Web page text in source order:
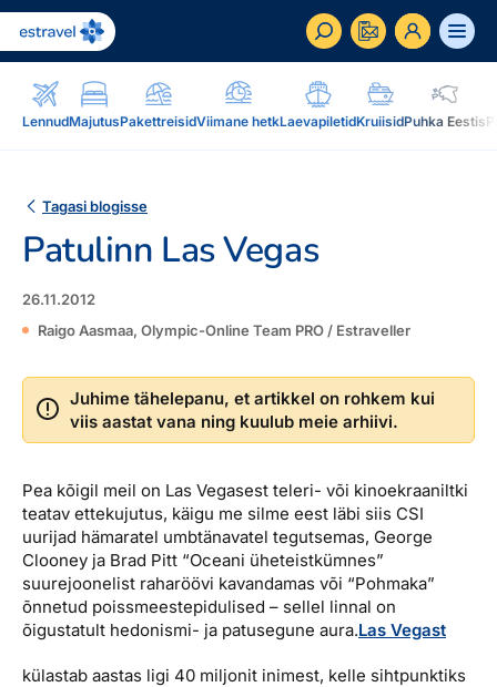
LennudMajutusPakettreisidViimane hetkLaevapiletidKruiisidPuhka Eestis
ET RU EN
Inspiratsioon & blogi
Blogi, sihtkohad, podcastid, ajakiri, uudiskiri...
Blogi
Podcastid
Uudiskiri
Reisiajakiri Traveller
Reisidele lisaks
reisikaubad.ee...
Järelmaks
Reisitarvete e-pood
Airalo eSIM
Reisija meelespea
Lojaalsusprogramm
Kuldkaart
Platinum Club
Püsisoodustused
Boonuspunktid
Meist
Ettevõttest, kontaktid, reisikonsultandi teenus, tule
tööle, uudised...
Ettevõttest
Kontaktid
Tagasi blogisse
Patulinn Las Vegas
26.11.2012
Raigo Aasmaa, Olympic-Online Team PRO / Estraveller
Juhime tähelepanu, et artikkel on rohkem kui
viis aastat vana ning kuulub meie arhiivi.
Pea kõigil meil on Las Vegasest teleri- või kinoekraaniltki
teatav ettekujutus, käigu me silme eest läbi siis CSI
uurijad hämaratel umbtänavatel tegutsemas, George
Clooney ja Brad Pitt “Oceani üheteistkümnes”
suurejoonelist raharöövi kavandamas või “Pohmaka”
õnnetud poissmeestepidulised – sellel linnal on
õigustatult hedonismi- ja patusegune aura.Las Vegast
külastab aastas ligi 40 miljonit inimest, kelle sihtpunktiks